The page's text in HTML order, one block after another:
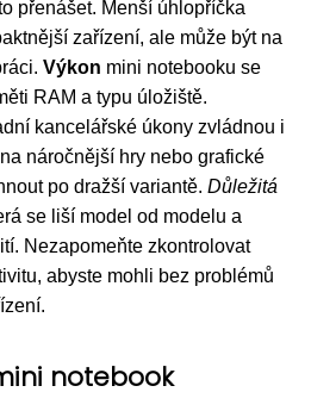
přenášet. Menší úhlopříčka
zařízení, ale může být na
Výkon mini notebooku se
RAM a typu úložiště.
kancelářské úkony zvládnou i
náročnější hry nebo grafické
po dražší variantě. Důležitá
se liší model od modelu a
Nezapomeňte zkontrolovat
abyste mohli bez problémů
notebook